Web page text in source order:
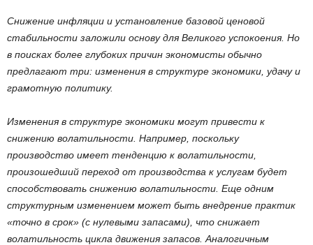
Снижение инфляции и установление базовой ценовой
стабильности заложили основу для Великого успокоения. Но
в поисках более глубоких причин экономисты обычно
предлагают три: изменения в структуре экономики, удачу и
грамотную политику.
Изменения в структуре экономики могут привести к
снижению волатильности. Например, поскольку
производство имеет тенденцию к волатильности,
произошедший переход от производства к услугам будет
способствовать снижению волатильности. Еще одним
структурным изменением может быть внедрение практик
«точно в срок» (с нулевыми запасами), что снижает
волатильность цикла движения запасов. Аналогичным